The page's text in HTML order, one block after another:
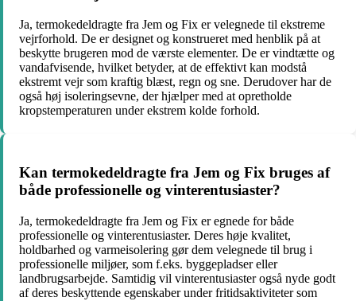
Ja, termokedeldragte fra Jem og Fix er velegnede til ekstreme
vejrforhold. De er designet og konstrueret med henblik på at
beskytte brugeren mod de værste elementer. De er vindtætte og
vandafvisende, hvilket betyder, at de effektivt kan modstå
ekstremt vejr som kraftig blæst, regn og sne. Derudover har de
også høj isoleringsevne, der hjælper med at opretholde
kropstemperaturen under ekstrem kolde forhold.
Kan termokedeldragte fra Jem og Fix bruges af
både professionelle og vinterentusiaster?
Ja, termokedeldragte fra Jem og Fix er egnede for både
professionelle og vinterentusiaster. Deres høje kvalitet,
holdbarhed og varmeisolering gør dem velegnede til brug i
professionelle miljøer, som f.eks. byggepladser eller
landbrugsarbejde. Samtidig vil vinterentusiaster også nyde godt
af deres beskyttende egenskaber under fritidsaktiviteter som